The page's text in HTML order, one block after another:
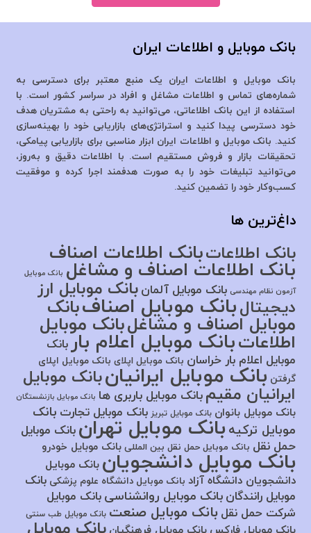
بانک موبایل و اطلاعات ایران
بانک موبایل و اطلاعات ایران یک منبع معتبر برای دسترسی به
شماره‌های تماس و اطلاعات مشاغل و افراد در سراسر کشور است. با
استفاده از این بانک اطلاعاتی، می‌توانید به راحتی به مشتریان هدف
خود دسترسی پیدا کنید و استراتژی‌های بازاریابی خود را بهینه‌سازی
کنید. بانک موبایل و اطلاعات ایران ابزار مناسبی برای بازاریابی پیامکی،
تحقیقات بازار و فروش مستقیم است. با اطلاعات دقیق و به‌روز،
می‌توانید تبلیغات خود را به صورت هدفمند اجرا کرده و موفقیت
کسب‌وکار خود را تضمین کنید.
داغ‌ترین ها
بانک اطلاعاتبانک اطلاعات اصناف
بانک اطلاعات اصناف و مشاغل بانک موبایل
آزمون نظام مهندسی بانک موبایل آلمان بانک موبایل ارز
دیجیتالبانک موبایل اصنافبانک
موبایل اصناف و مشاغلبانک موبایل
اطلاعاتبانک موبایل اعلام بار بانک
موبایل اعلام بار خراسان بانک موبایل اپلای بانک موبایل اپلای
گرفتن بانک موبایل ایرانیانبانک موبایل
ایرانیان مقیم بانک موبایل باربری ها بانک موبایل بازنشستگان
بانک موبایل بانوان بانک موبایل تبریز بانک موبایل تجارت بانک
موبایل ترکیه بانک موبایل تهران بانک موبایل
حمل نقل بانک موبایل حمل نقل بین المللی بانک موبایل خودرو
بانک موبایل دانشجویان بانک موبایل
دانشجویان دانشگاه آزاد بانک موبایل دانشگاه علوم پزشکی بانک
موبایل رانندگان بانک موبایل روانشناسی بانک موبایل
شرکت حمل نقل بانک موبایل صنعت بانک موبایل طب سنتی